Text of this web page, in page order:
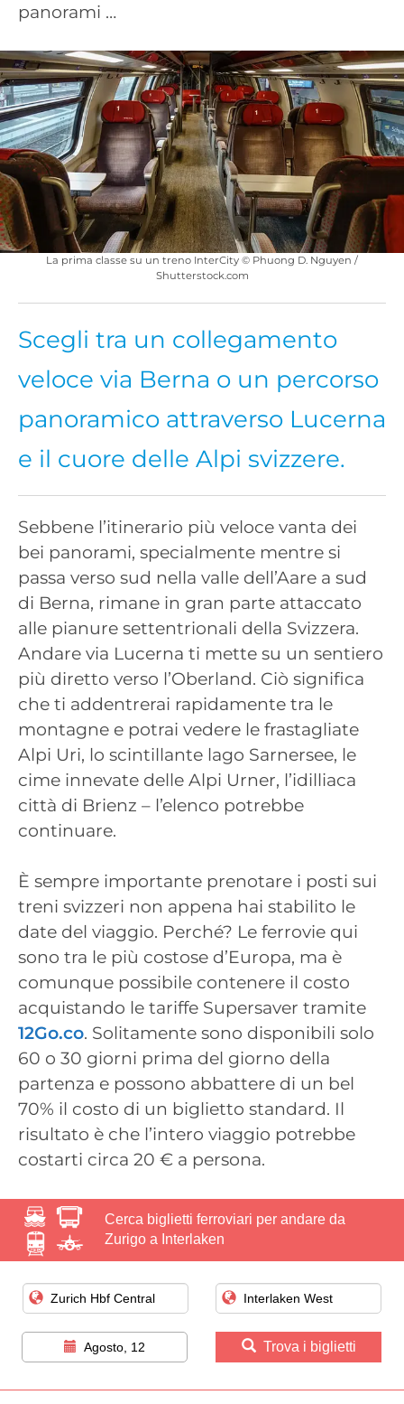
panorami …
La prima classe su un treno InterCity © Phuong D. Nguyen /
Shutterstock.com
Scegli tra un collegamento
veloce via Berna o un percorso
panoramico attraverso Lucerna
e il cuore delle Alpi svizzere.
Sebbene l’itinerario più veloce vanta dei
bei panorami, specialmente mentre si
passa verso sud nella valle dell’Aare a sud
di Berna, rimane in gran parte attaccato
alle pianure settentrionali della Svizzera.
Andare via Lucerna ti mette su un sentiero
più diretto verso l’Oberland. Ciò significa
che ti addentrerai rapidamente tra le
montagne e potrai vedere le frastagliate
Alpi Uri, lo scintillante lago Sarnersee, le
cime innevate delle Alpi Urner, l’idilliaca
città di Brienz – l’elenco potrebbe
continuare.
È sempre importante prenotare i posti sui
treni svizzeri non appena hai stabilito le
date del viaggio. Perché? Le ferrovie qui
sono tra le più costose d’Europa, ma è
comunque possibile contenere il costo
acquistando le tariffe Supersaver tramite
12Go.co. Solitamente sono disponibili solo
60 o 30 giorni prima del giorno della
partenza e possono abbattere di un bel
70% il costo di un biglietto standard. Il
risultato è che l’intero viaggio potrebbe
costarti circa 20 € a persona.
Cerca biglietti ferroviari per andare da
Zurigo a Interlaken
Agosto, 12 Trova i biglietti